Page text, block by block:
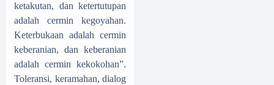
ketakutan, dan ketertutupan
adalah cermin kegoyahan.
Keterbukaan adalah cermin
keberanian, dan keberanian
adalah cermin kekokohan”.
Toleransi, keramahan, dialog